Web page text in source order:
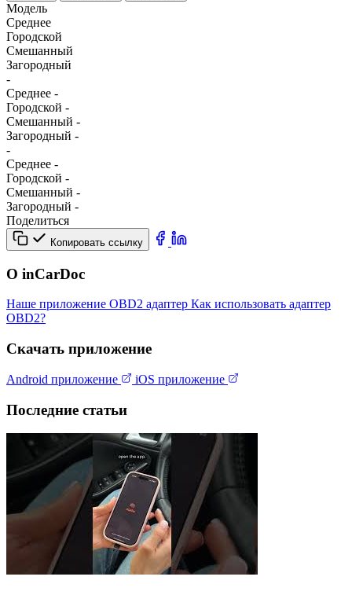
Модель
Среднее
Городской
Смешанный
Загородный
-
Среднее -
Городской -
Смешанный -
Загородный -
-
Среднее -
Городской -
Смешанный -
Загородный -
Поделиться
Копировать ссылку
О inCarDoc
Наше приложение OBD2 адаптер Как использовать адаптер
OBD2?
Скачать приложение
Android приложение iOS приложение
Последние статьи